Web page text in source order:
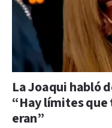
La Joaqui habló
“Hay límites que
eran”